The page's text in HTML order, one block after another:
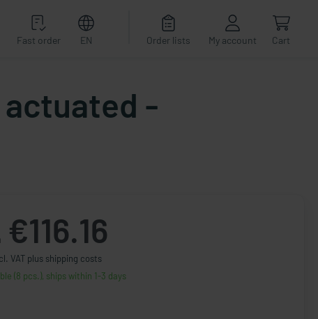
Fast order EN Order lists My account Cart
actuated -
€116.16
VAT plus shipping costs
(8 pcs.), ships within 1-3 days